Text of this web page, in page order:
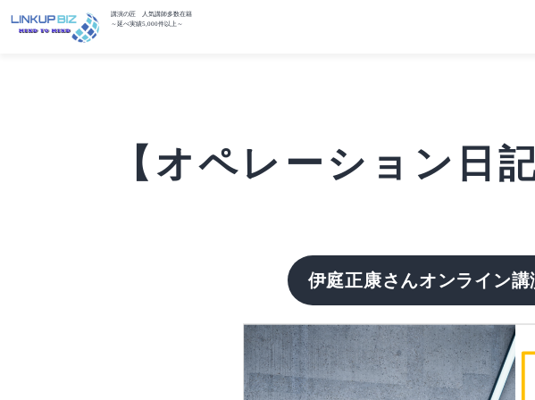
講演の匠 人気講師多数在籍
～延べ実績5,000件以上～
【オペレーション
伊庭正康さんオンライン講